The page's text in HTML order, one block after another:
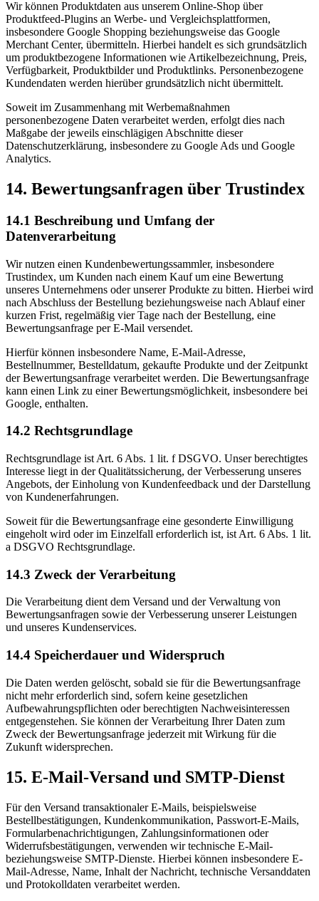
Wir können Produktdaten aus unserem Online-Shop über
Produktfeed-Plugins an Werbe- und Vergleichsplattformen,
insbesondere Google Shopping beziehungsweise das Google
Merchant Center, übermitteln. Hierbei handelt es sich grundsätzlich
um produktbezogene Informationen wie Artikelbezeichnung, Preis,
Verfügbarkeit, Produktbilder und Produktlinks. Personenbezogene
Kundendaten werden hierüber grundsätzlich nicht übermittelt.
Soweit im Zusammenhang mit Werbemaßnahmen
personenbezogene Daten verarbeitet werden, erfolgt dies nach
Maßgabe der jeweils einschlägigen Abschnitte dieser
Datenschutzerklärung, insbesondere zu Google Ads und Google
Analytics.
14. Bewertungsanfragen über Trustindex
14.1 Beschreibung und Umfang der
Datenverarbeitung
Wir nutzen einen Kundenbewertungssammler, insbesondere
Trustindex, um Kunden nach einem Kauf um eine Bewertung
unseres Unternehmens oder unserer Produkte zu bitten. Hierbei wird
nach Abschluss der Bestellung beziehungsweise nach Ablauf einer
kurzen Frist, regelmäßig vier Tage nach der Bestellung, eine
Bewertungsanfrage per E-Mail versendet.
Hierfür können insbesondere Name, E-Mail-Adresse,
Bestellnummer, Bestelldatum, gekaufte Produkte und der Zeitpunkt
der Bewertungsanfrage verarbeitet werden. Die Bewertungsanfrage
kann einen Link zu einer Bewertungsmöglichkeit, insbesondere bei
Google, enthalten.
14.2 Rechtsgrundlage
Rechtsgrundlage ist Art. 6 Abs. 1 lit. f DSGVO. Unser berechtigtes
Interesse liegt in der Qualitätssicherung, der Verbesserung unseres
Angebots, der Einholung von Kundenfeedback und der Darstellung
von Kundenerfahrungen.
Soweit für die Bewertungsanfrage eine gesonderte Einwilligung
eingeholt wird oder im Einzelfall erforderlich ist, ist Art. 6 Abs. 1 lit.
a DSGVO Rechtsgrundlage.
14.3 Zweck der Verarbeitung
Die Verarbeitung dient dem Versand und der Verwaltung von
Bewertungsanfragen sowie der Verbesserung unserer Leistungen
und unseres Kundenservices.
14.4 Speicherdauer und Widerspruch
Die Daten werden gelöscht, sobald sie für die Bewertungsanfrage
nicht mehr erforderlich sind, sofern keine gesetzlichen
Aufbewahrungspflichten oder berechtigten Nachweisinteressen
entgegenstehen. Sie können der Verarbeitung Ihrer Daten zum
Zweck der Bewertungsanfrage jederzeit mit Wirkung für die
Zukunft widersprechen.
15. E-Mail-Versand und SMTP-Dienst
Für den Versand transaktionaler E-Mails, beispielsweise
Bestellbestätigungen, Kundenkommunikation, Passwort-E-Mails,
Formularbenachrichtigungen, Zahlungsinformationen oder
Widerrufsbestätigungen, verwenden wir technische E-Mail-
beziehungsweise SMTP-Dienste. Hierbei können insbesondere E-
Mail-Adresse, Name, Inhalt der Nachricht, technische Versanddaten
und Protokolldaten verarbeitet werden.